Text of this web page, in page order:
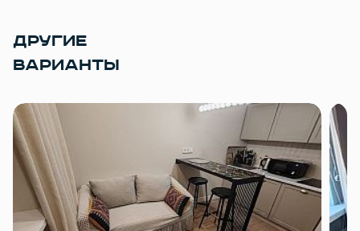
ДРУГИЕ
ВАРИАНТЫ